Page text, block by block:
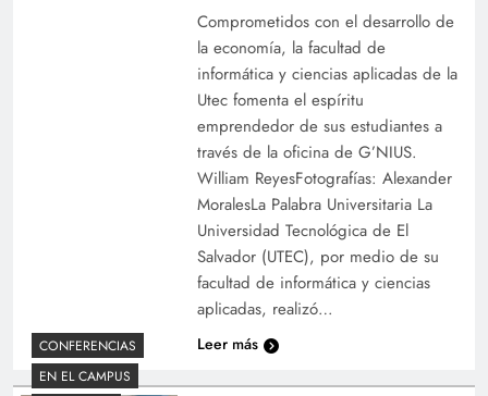
Comprometidos con el desarrollo de
la economía, la facultad de
informática y ciencias aplicadas de la
Utec fomenta el espíritu
emprendedor de sus estudiantes a
través de la oficina de G’NIUS.
William ReyesFotografías: Alexander
MoralesLa Palabra Universitaria La
Universidad Tecnológica de El
Salvador (UTEC), por medio de su
facultad de informática y ciencias
aplicadas, realizó…
Leer más
CONFERENCIAS
EN EL CAMPUS